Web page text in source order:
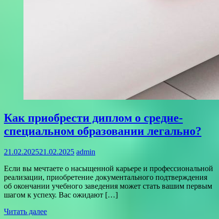
Как приобрести диплом о средне-
специальном образовании легально?
21.02.202521.02.2025 admin
Если вы мечтаете о насыщенной карьере и профессиональной
реализации, приобретение документального подтверждения
об окончании учебного заведения может стать вашим первым
шагом к успеху. Вас ожидают […]
Читать далее